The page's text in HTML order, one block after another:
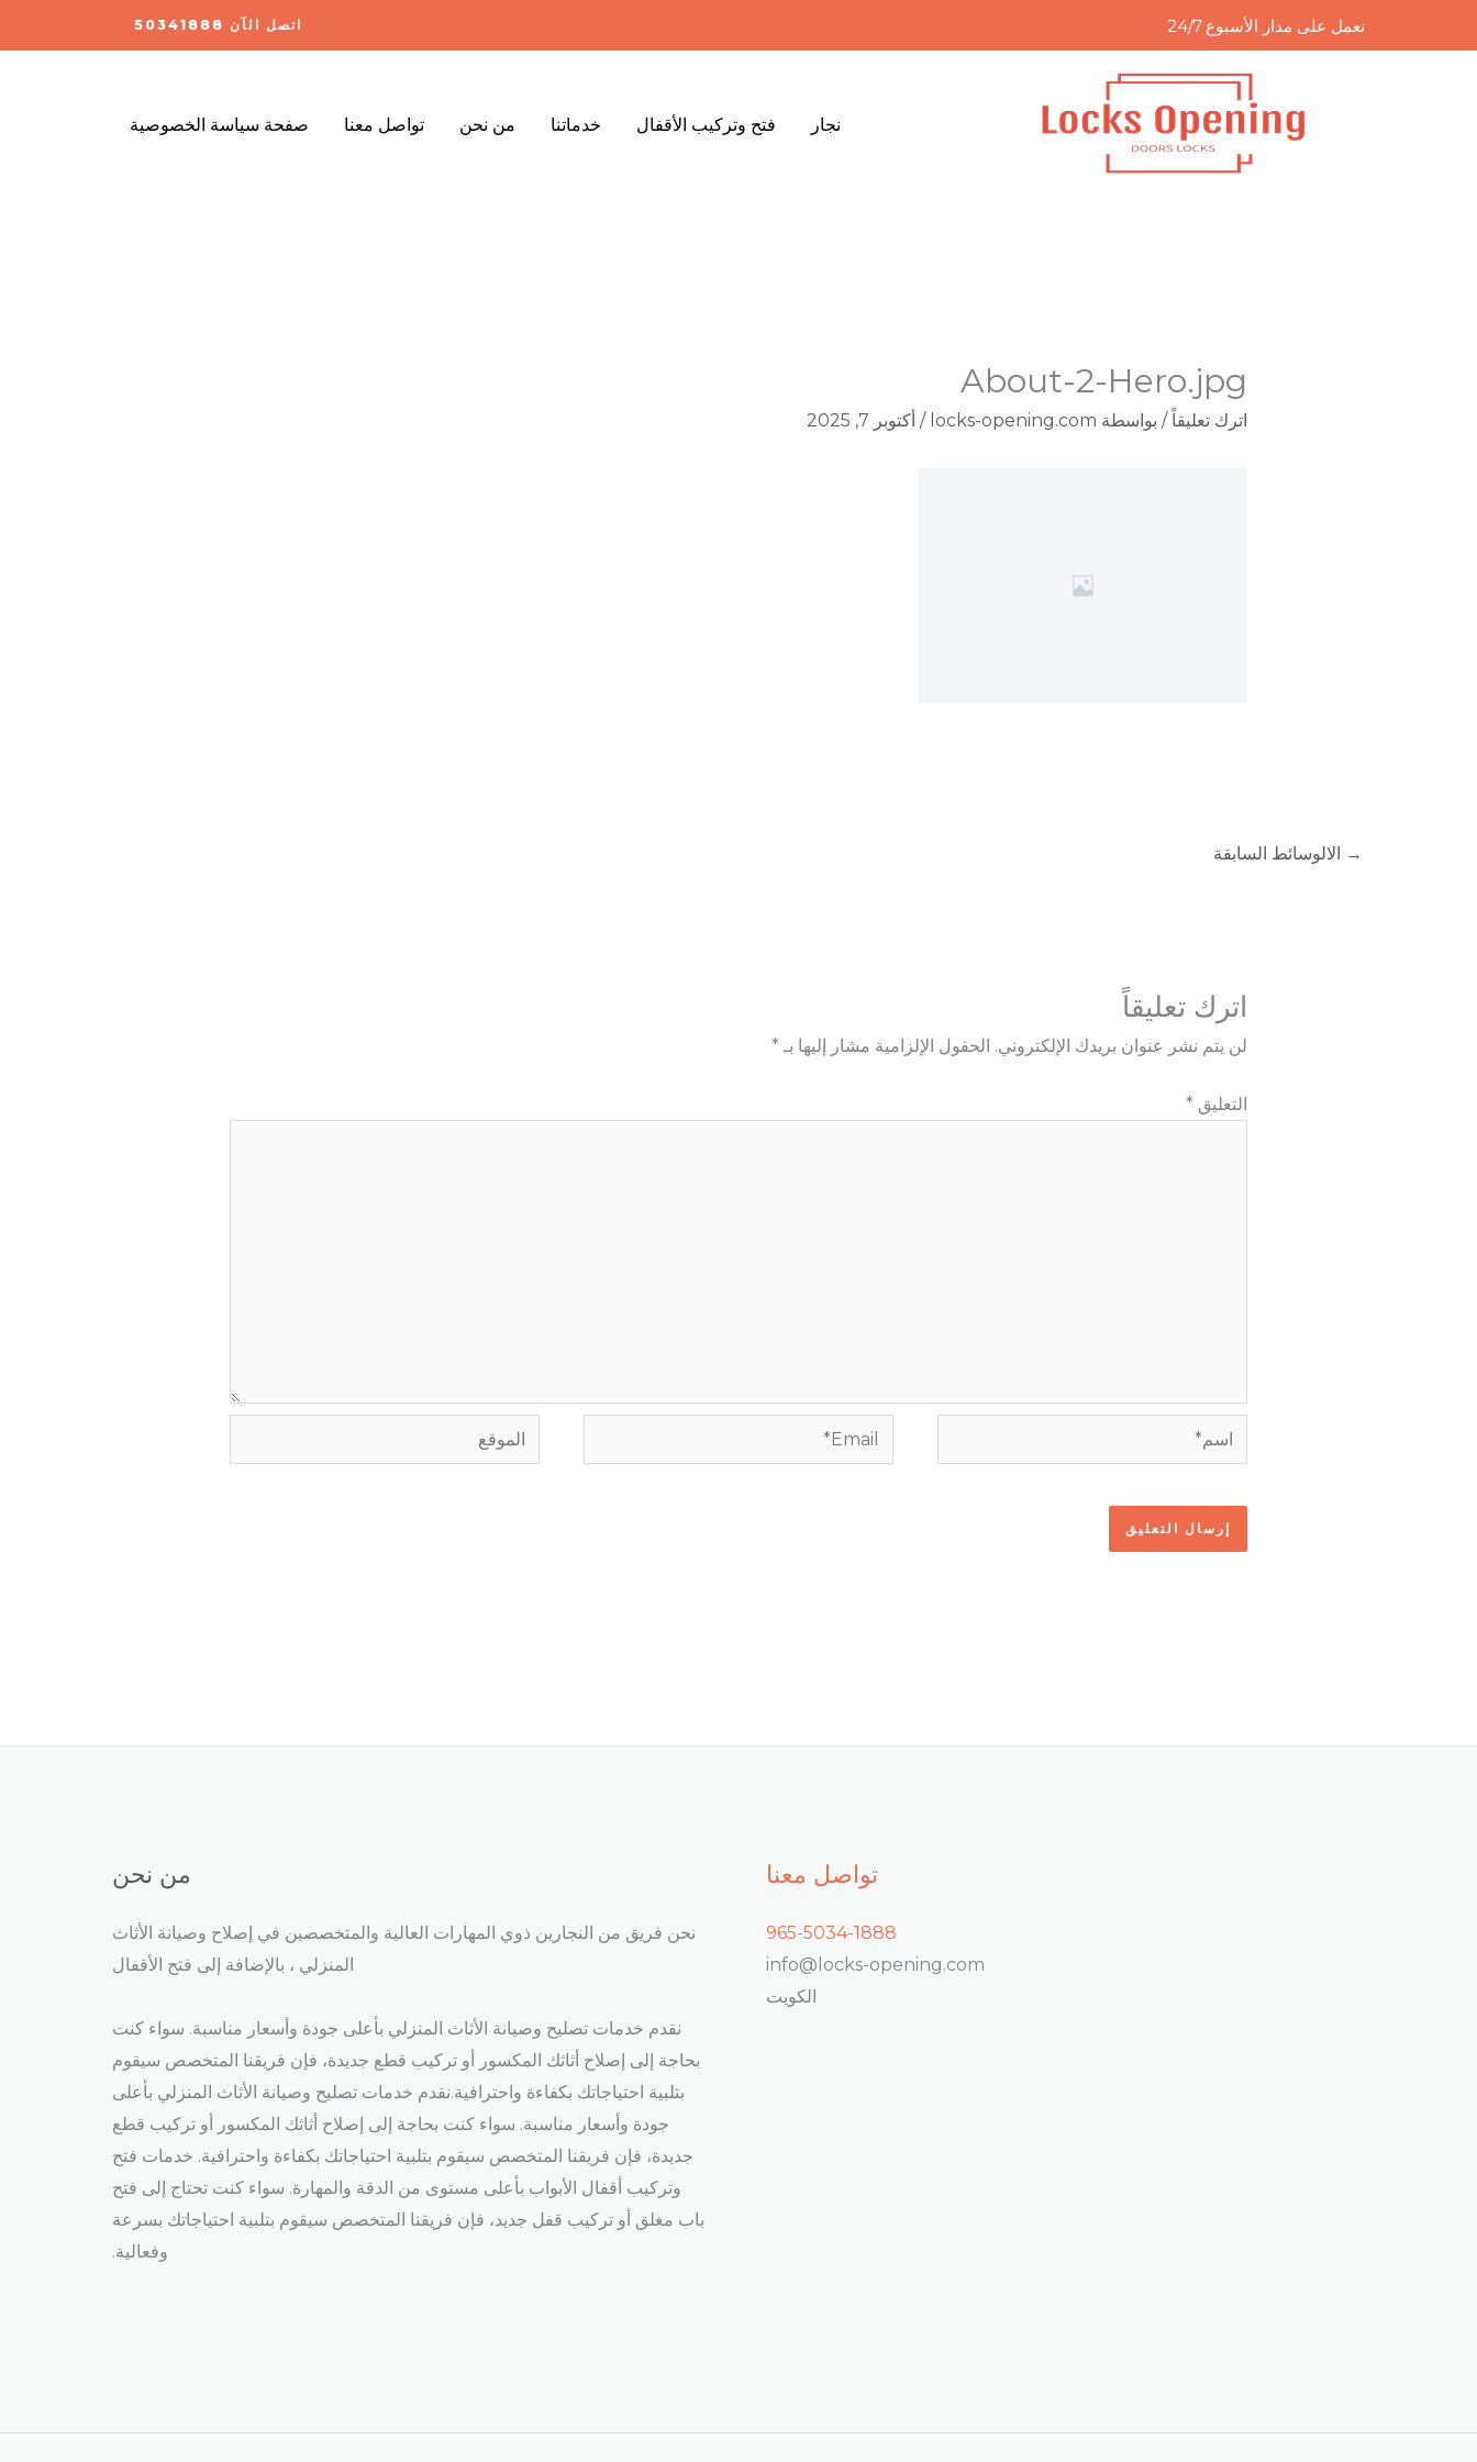
إلى
نعمل على مدار الأسبوع 24/7 اتصل الآن 50341888
نجار فتح وتركيب الأقفال خدماتنا من نحن تواصل معنا صفحة سياسة الخصوصية
About-2-Hero.jpg
اترك تعليقاً / بواسطة locks-opening.com
/ أكتوبر 7, 2025
→ الالوسائط السابقة
اترك تعليقاً
لن يتم نشر عنوان بريدك الإلكتروني. الحقول الإلزامية مشار إليها بـ *
التعليق *
اسم* Email* الموقع
تواصل معنا
965-5034-1888
info@locks-opening.com
الكويت
من نحن
نحن فريق من النجارين ذوي المهارات العالية والمتخصصين في إصلاح وصيانة الأثاث
المنزلي ، بالإضافة إلى فتح الأقفال​
نقدم خدمات تصليح وصيانة الأثاث المنزلي بأعلى جودة وأسعار مناسبة. سواء كنت
بحاجة إلى إصلاح أثاثك المكسور أو تركيب قطع جديدة، فإن فريقنا المتخصص سيقوم
بتلبية احتياجاتك بكفاءة واحترافية.نقدم خدمات تصليح وصيانة الأثاث المنزلي بأعلى
جودة وأسعار مناسبة. سواء كنت بحاجة إلى إصلاح أثاثك المكسور أو تركيب قطع
جديدة، فإن فريقنا المتخصص سيقوم بتلبية احتياجاتك بكفاءة واحترافية. خدمات فتح
وتركيب أقفال الأبواب بأعلى مستوى من الدقة والمهارة. سواء كنت تحتاج إلى فتح
باب مغلق أو تركيب قفل جديد، فإن فريقنا المتخصص سيقوم بتلبية احتياجاتك بسرعة
وفعالية.